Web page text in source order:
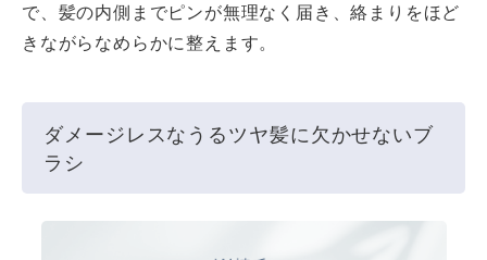
で、髪の内側までピンが無理なく届き、絡まりをほど
きながらなめらかに整えます。
ダメージレスなうるツヤ髪に欠かせないブ
ラシ